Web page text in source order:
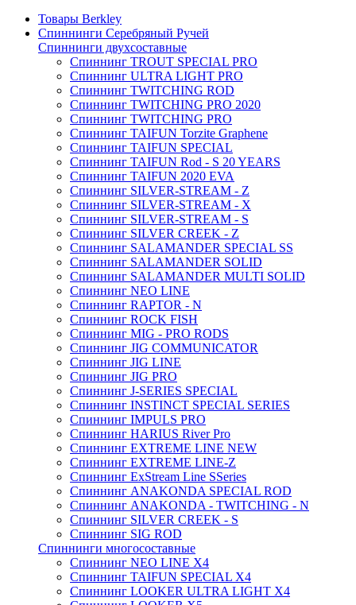
Товары Berkley
Спиннинги Серебряный Ручей
Спиннинги двухсоставные
Спиннинг TROUT SPECIAL PRO
Спиннинг ULTRA LIGHT PRO
Спиннинг TWITCHING ROD
Спиннинг TWITCHING PRO 2020
Спиннинг TWITCHING PRO
Спиннинг TAIFUN Torzite Graphene
Спиннинг TAIFUN SPECIAL
Спиннинг TAIFUN Rod - S 20 YEARS
Спиннинг TAIFUN 2020 EVA
Спиннинг SILVER-STREAM - Z
Спиннинг SILVER-STREAM - X
Спиннинг SILVER-STREAM - S
Спиннинг SILVER CREEK - Z
Спиннинг SALAMANDER SPECIAL SS
Спиннинг SALAMANDER SOLID
Спиннинг SALAMANDER MULTI SOLID
Спиннинг NEO LINE
Спиннинг RAPTOR - N
Спиннинг ROCK FISH
Спиннинг MIG - PRO RODS
Спиннинг JIG COMMUNICATOR
Спиннинг JIG LINE
Спиннинг JIG PRO
Спиннинг J-SERIES SPECIAL
Спиннинг INSTINCT SPECIAL SERIES
Спиннинг IMPULS PRO
Спиннинг HARIUS River Pro
Спиннинг EXTREME LINE NEW
Спиннинг EXTREME LINE-Z
Спиннинг ExStream Line SSeries
Спиннинг ANAKONDA SPECIAL ROD
Спиннинг ANAKONDA - TWITCHING - N
Спиннинг SILVER CREEK - S
Спиннинг SIG ROD
Спиннинги многосоставные
Спиннинг NEO LINE X4
Спиннинг TAIFUN SPECIAL X4
Спиннинг LOOKER ULTRA LIGHT X4